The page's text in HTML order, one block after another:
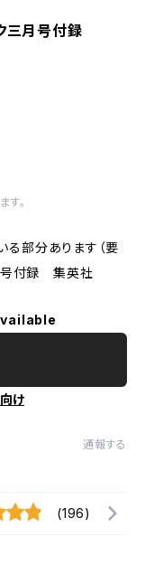
三月号付録
す。
部分あります（要
号付録 集英社
け
通報する
(196)